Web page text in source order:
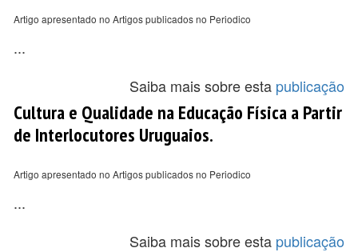
Artigo apresentado no Artigos publicados no Periodico
...
Saiba mais sobre esta publicação
Cultura e Qualidade na Educação Física a Partir
de Interlocutores Uruguaios.
Artigo apresentado no Artigos publicados no Periodico
...
Saiba mais sobre esta publicação